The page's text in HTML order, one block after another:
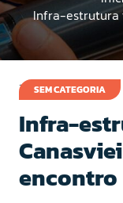
Infra-estrutura
SEM CATEGORIA
15 de abril de 2008
Infra-
encontro